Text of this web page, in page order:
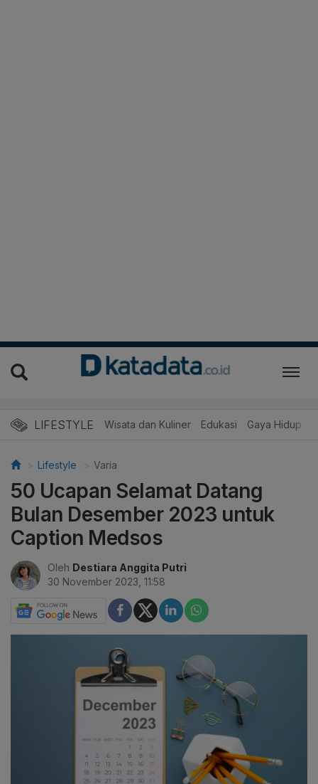
LIFESTYLE Wisata dan Kuliner Edukasi Gaya Hidup
Lifestyle Varia
50 Ucapan Selamat Datang
Bulan Desember 2023 untuk
Caption Medsos
Oleh Destiara Anggita Putri
30 November 2023, 11:58